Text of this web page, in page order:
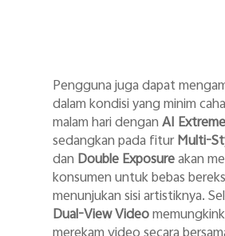
Pengguna juga dapat
dalam kondisi yang minim
malam hari denganAI
sedangkan pada fiturMulti-
dan Double Exposureakan
konsumen untuk bebas
menunjukan sisi artistiknya.
Dual-View Video